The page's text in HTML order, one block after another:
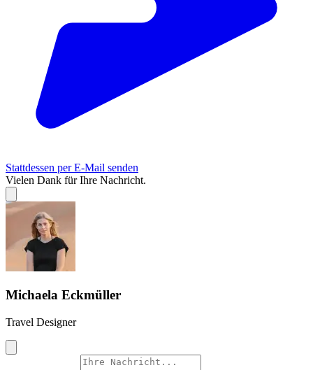
Stattdessen per E-Mail senden
Vielen Dank für Ihre Nachricht.
Michaela Eckmüller
Travel Designer